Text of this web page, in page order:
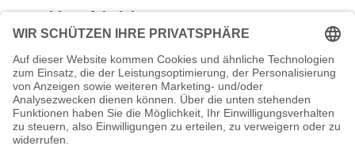
Widerrufsbelehrung
Aktuelle Stellenangebote